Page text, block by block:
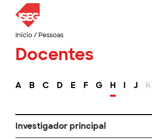
Início/ Pessoas
Docentes
A B C D E F G H I J K
Investigador principal